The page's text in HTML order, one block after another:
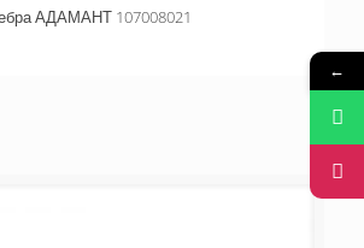
АДАМАНТ 107008021
←